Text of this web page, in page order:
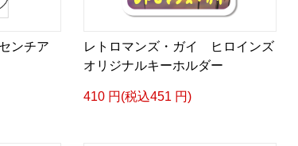
ンチア
レトロマンズ・ガイ ヒロインズ
オリジナルキーホルダー
410 円(税込451 円)